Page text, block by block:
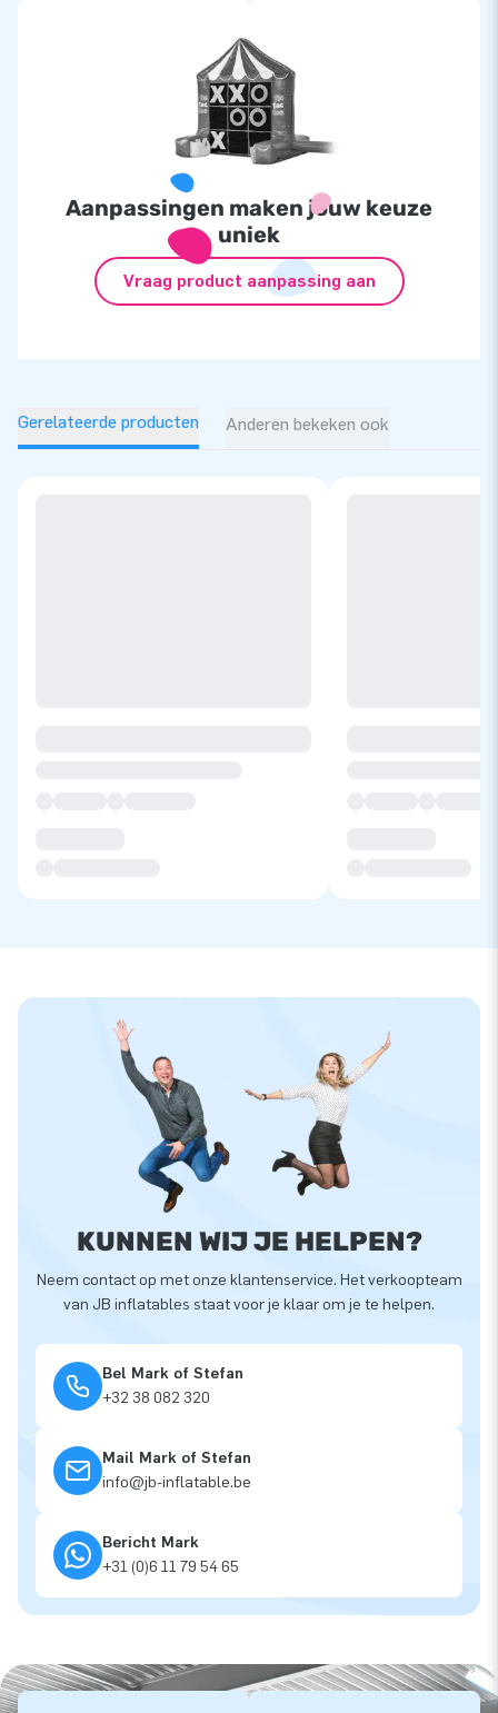
Aanpassingen maken jouw keuze
uniek
Vraag product aanpassing aan
Gerelateerde producten Anderen bekeken ook
KUNNEN WIJ JE HELPEN?
Neem contact op met onze klantenservice. Het verkoopteam
van JB inflatables staat voor je klaar om je te helpen.
Bel Mark of Stefan
+32 38 082 320
Mail Mark of Stefan
info@jb-inflatable.be
Bericht Mark
+31 (0)6 11 79 54 65